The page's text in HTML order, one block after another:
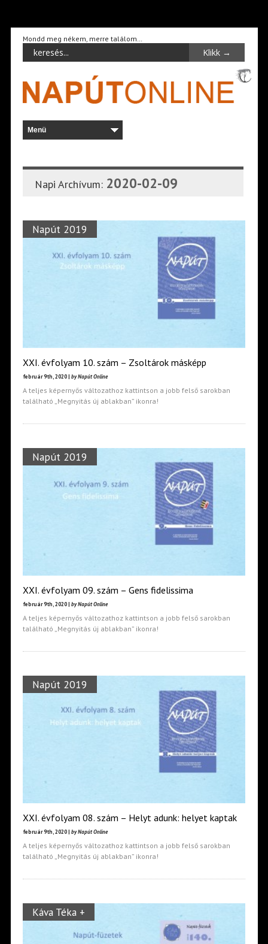
Mondd meg nékem, merre találom…
Napi Archívum: 2020-02-09
Napút 2019
XXI. évfolyam 10. szám – Zsoltárok másképp
február 9th, 2020 | by Napút Online
A teljes képernyős változathoz kattintson a jobb felső sarokban
található „Megnyitás új ablakban” ikonra!
Napút 2019
XXI. évfolyam 09. szám – Gens fidelissima
február 9th, 2020 | by Napút Online
A teljes képernyős változathoz kattintson a jobb felső sarokban
található „Megnyitás új ablakban” ikonra!
Napút 2019
XXI. évfolyam 08. szám – Helyt adunk: helyet kaptak
február 9th, 2020 | by Napút Online
A teljes képernyős változathoz kattintson a jobb felső sarokban
található „Megnyitás új ablakban” ikonra!
Káva Téka +